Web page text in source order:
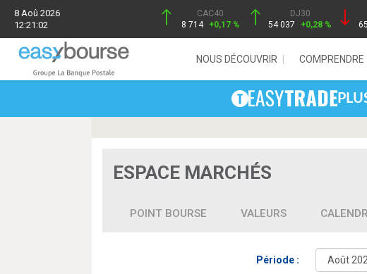
8 Aoû 2026
12:21:02
CAC40
8 714 +0,17 %
DJ30
54 037
+0,28 %
NOUS DÉCOUVRIR COMPRENDRE
ESPACE MARCHÉS
POINT BOURSE VALEURS
Période :